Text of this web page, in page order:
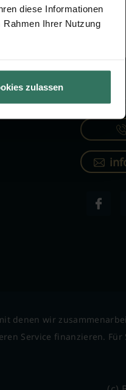
diese Informationen
Ihrer Nutzung
zulassen
denen wir
Service finanzieren. Für